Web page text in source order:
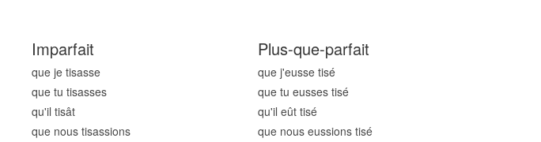
Imparfait
que je tisasse
que tu tisasses
qu'il tisât
que nous tisassions
Plus-que-parfait
que j'eusse tisé
que tu eusses tisé
qu'il eût tisé
que nous eussions tisé